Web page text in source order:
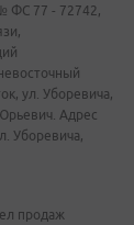
ФС 77 - 72742,
ул. Уборевича,
Адрес
Уборевича,
продаж